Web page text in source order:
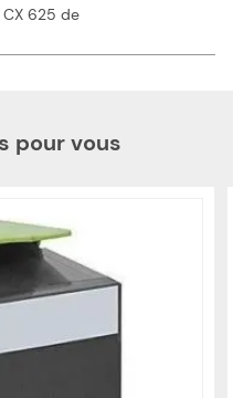
CX 625 de
pour vous